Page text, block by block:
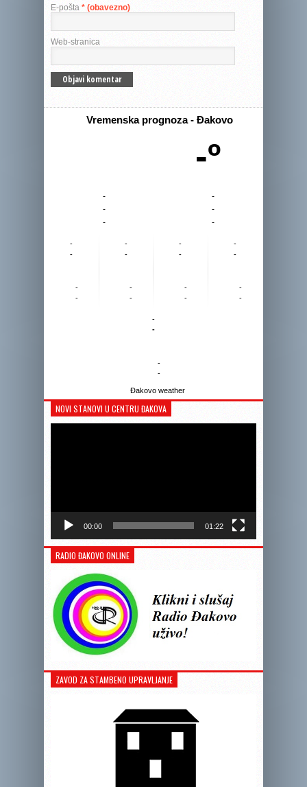
E-pošta * (obavezno)
Web-stranica
Vremenska prognoza - Đakovo
-º
-
-
-
-
-
-
-
-
-
-
-
-
-
-
-
-
-
-
-
-
-
-
-
-
-
-
Đakovo weather
NOVI STANOVI U CENTRU ĐAKOVA
00:00 01:22
RADIO ĐAKOVO ONLINE
ZAVOD ZA STAMBENO UPRAVLJANJE